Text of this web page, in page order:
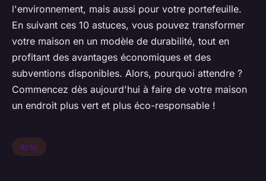
l'environnement, mais aussi pour votre portefeuille.
En suivant ces 10 astuces, vous pouvez transformer
votre maison en un modèle de durabilité, tout en
profitant des avantages économiques et des
subventions disponibles. Alors, pourquoi attendre ?
Commencez dès aujourd'hui à faire de votre maison
un endroit plus vert et plus éco-responsable !
Actu